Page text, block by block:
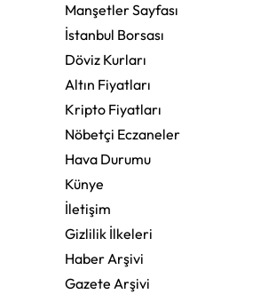
Manşetler Sayfası
İstanbul Borsası
Döviz Kurları
Altın Fiyatları
Kripto Fiyatları
Nöbetçi Eczaneler
Hava Durumu
Künye
İletişim
Gizlilik İlkeleri
Haber Arşivi
Gazete Arşivi